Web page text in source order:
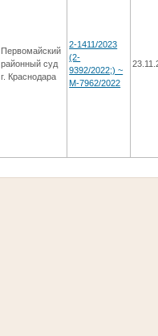
Первомайский
районный суд
г. Краснодара
2-1411/2023
(2-
9392/2022;) ~
М-7962/2022